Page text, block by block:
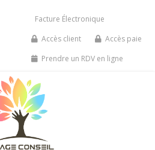
Facture Électronique
Accès client
Accès paie
Prendre un RDV en ligne